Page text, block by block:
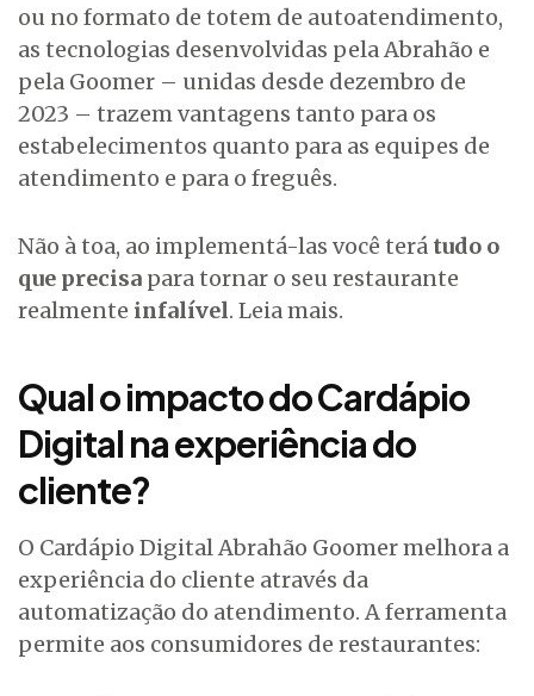
ou no formato de totem de autoatendimento,
as tecnologias desenvolvidas pela Abrahão e
pela Goomer – unidas desde dezembro de
2023 – trazem vantagens tanto para os
estabelecimentos quanto para as equipes de
atendimento e para o freguês.
Não à toa, ao implementá-las você terá tudo o
que precisa para tornar o seu restaurante
realmente infalível. Leia mais.
Qual o impacto do Cardápio
Digital na experiência do
cliente?
O Cardápio Digital Abrahão Goomer melhora a
experiência do cliente através da
automatização do atendimento. A ferramenta
permite aos consumidores de restaurantes: